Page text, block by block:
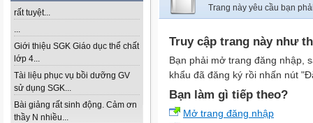
rất tuyệt...
...
Giới thiệu SGK Giáo dục thể chất
lớp 4...
Tài liệu phục vụ bồi dưỡng GV
sử dụng SGK...
Bài giảng rất sinh động. Cảm ơn
thầy N nhiều...
Trang này yêu cầu bạn
Truy cập trang này như
Bạn phải mở trang đăng nhập,
khẩu đã đăng ký rồi nhấn nút
Bạn làm gì tiếp theo?
Mở trang đăng nhập